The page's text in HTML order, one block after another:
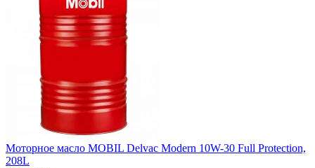
Моторное масло MOBIL Delvac Modern 10W-30 Full Protection,
208L